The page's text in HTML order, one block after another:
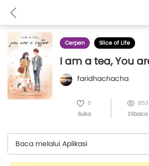
Cerpen Slice of Life
I am a tea, You
faridhachacha
0
Suka
853
Dibaca
Baca melalui Aplikasi